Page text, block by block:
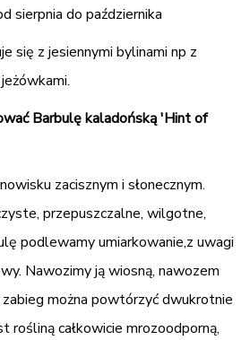
sierpnia do października
się z jesiennymi bylinami np z
Barbulę kaladońską 'Hint of
zacisznym i słonecznym.
przepuszczalne, wilgotne,
podlewamy umiarkowanie,z uwagi
Nawozimy ją wiosną, nawozem
można powtórzyć dwukrotnie
rośliną całkowicie mrozoodporną,